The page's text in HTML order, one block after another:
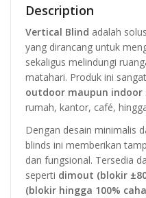
Description
Vertical Blind adalah
yang dirancang untuk
sekaligus melindungi
matahari. Produk ini
outdoor maupun indoor
rumah, kantor, café,
Dengan desain minimalis
blinds ini memberikan
dan fungsional. Tersedia
seperti dimout (blokir
(blokir hingga 100%